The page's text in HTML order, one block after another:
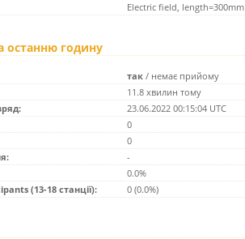
Electric field, length=300mm
останню годину
так / немає прийому
11.8 хвилин тому
23.06.2022 00:15:04 UTC
0
0
-
0.0%
(13-18 станції):
0 (0.0%)